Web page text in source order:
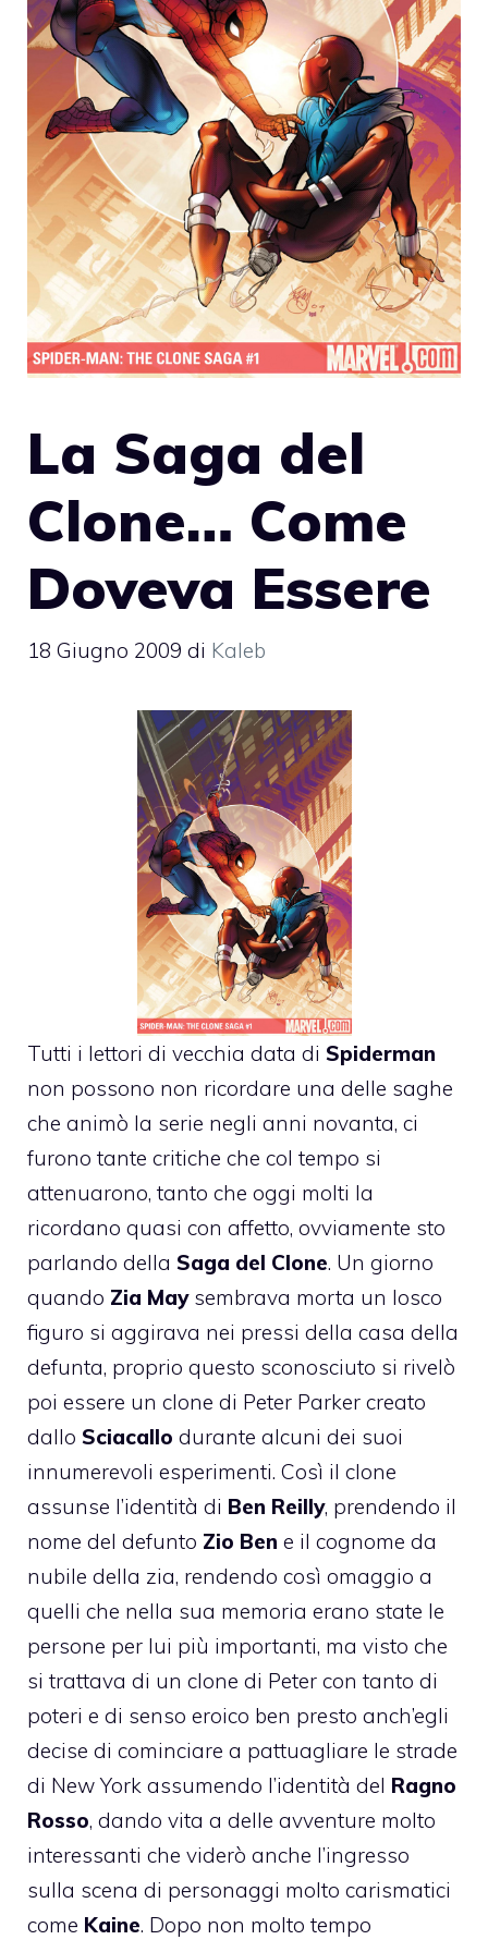
La Saga del
Clone… Come
Doveva Essere
18 Giugno 2009 di Kaleb
Tutti i lettori di vecchia data di Spiderman
non possono non ricordare una delle saghe
che animò la serie negli anni novanta, ci
furono tante critiche che col tempo si
attenuarono, tanto che oggi molti la
ricordano quasi con affetto, ovviamente sto
parlando della Saga del Clone. Un giorno
quando Zia Maysembrava morta un losco
figuro si aggirava nei pressi della casa della
defunta, proprio questo sconosciuto si rivelò
poi essere un clone di Peter Parker creato
dallo Sciacallo durante alcuni dei suoi
innumerevoli esperimenti. Così il clone
assunse l’identità di Ben Reilly, prendendo il
nome del defunto Zio Ben e il cognome da
nubile della zia, rendendo così omaggio a
quelli che nella sua memoria erano state le
persone per lui più importanti, ma visto che
si trattava di un clone di Peter con tanto di
poteri e di senso eroico ben presto anch’egli
decise di cominciare a pattuagliare le strade
di New York assumendo l’identità del Ragno
Rosso, dando vita a delle avventure molto
interessanti che viderò anche l’ingresso
sulla scena di personaggi molto carismatici
come Kaine. Dopo non molto tempo